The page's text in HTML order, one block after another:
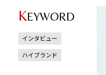
KEYWORD
インタビュー
ハイブランド